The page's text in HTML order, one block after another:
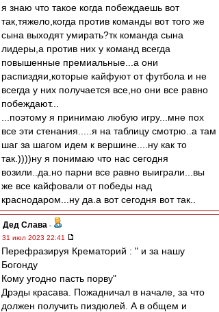
я знаю что такое когда побеждаешь вот
так,тяжело,когда против команды вот того же
сына выходят умирать?тк команда сына
лидеры,а против них у команд всегда
повышенные премиальные...а они
распиздяи,которые кайфуют от футбола и не
всегда у них получается все,но они все равно
побеждают...
...поэтому я принимаю любую игру...мне пох
все эти стенания.....я на таблицу смотрю..а там
шаг за шагом идем к вершине....ну как то
так.))))ну я понимаю что нас сегодня
возили..да.но парни все равно выиграли...вы
же все кайфовали от победы над
краснодаром...ну да.а вот сегодня вот так..
Дед Слава -
31 июл 2023 22:41
Перефразируя Крематорий : " и за нашу
Богонду
Кому угодно пасть порву"
Дрэды красава. Пожадничал в начале, за что
должен получить пиздюлей. А в общем и